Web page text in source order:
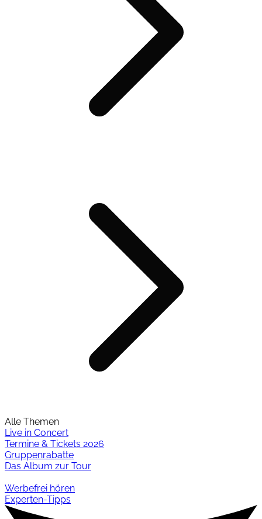
Alle Themen
Live in Concert
Termine & Tickets 2026
Gruppenrabatte
Das Album zur Tour
Werbefrei hören
Experten-Tipps